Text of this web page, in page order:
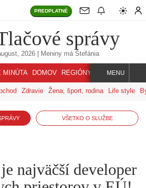
PREDPLATNÉ
správy
2026 | Meniny má Štefánia
MINÚTA DOMOV REGIÓNY INDEX SVET
MENU
Zdravie Žena, šport, rodina Life style
VŠETKO O SLUŽBE
najväčší developer